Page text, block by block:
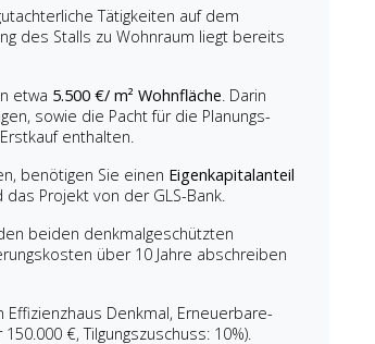
Tätigkeiten auf dem
des Stalls zu Wohnraum liegt bereits
etwa 5.500 €/ m² Wohnfläche . Darin
sowie die Pacht für die Planungs-
enthalten.
benötigen Sie einen Eigenkapitalanteil
Projekt von der GLS-Bank.
beiden denkmalgeschützten
über 10 Jahre abschreiben
Denkmal, Erneuerbare-
€, Tilgungszuschuss: 10%).